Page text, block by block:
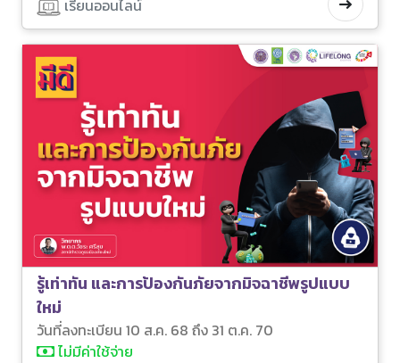
เรียนออนไลน์
รู้เท่าทัน และการป้องกันภัยจากมิจฉาชีพรูปแบบ
ใหม่
วันที่ลงทะเบียน 10 ส.ค. 68 ถึง 31 ต.ค. 70
ไม่มีค่าใช้จ่าย